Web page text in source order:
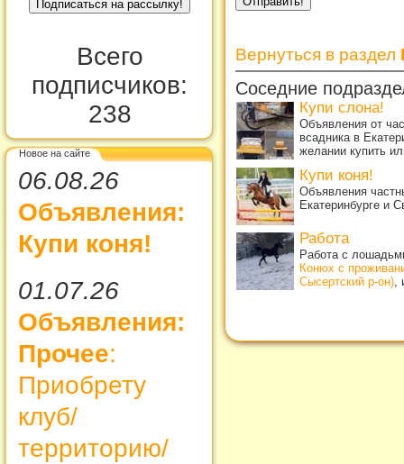
Всего
подписчиков:
238
Новое на сайте
06.08.26
Объявления:
Купи коня!
01.07.26
Объявления:
Прочее:
Приобрету
клуб/
территорию/
Вернуться в раздел
Соседние
Купи слона!
Объявления от
всадника в
желании купить
Купи коня!
Объявления
Екатеринбурге и
Работа
Работа с
Конюх с
Сысертский р-он)